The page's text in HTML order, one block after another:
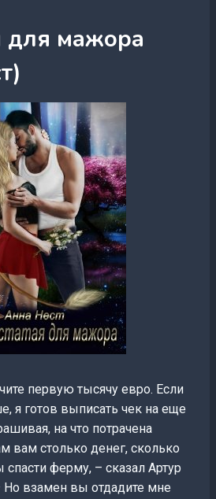
для мажора
первую тысячу евро. Если
я готов выписать чек на еще
на что потрачена
вам столько денег, сколько
ферму, – сказал Артур
взамен вы отдадите мне